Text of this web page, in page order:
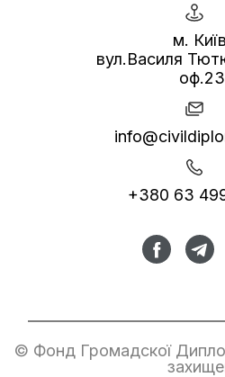
м.
вул.Василя
оф.23
+380 63
© Фонд Громадскої